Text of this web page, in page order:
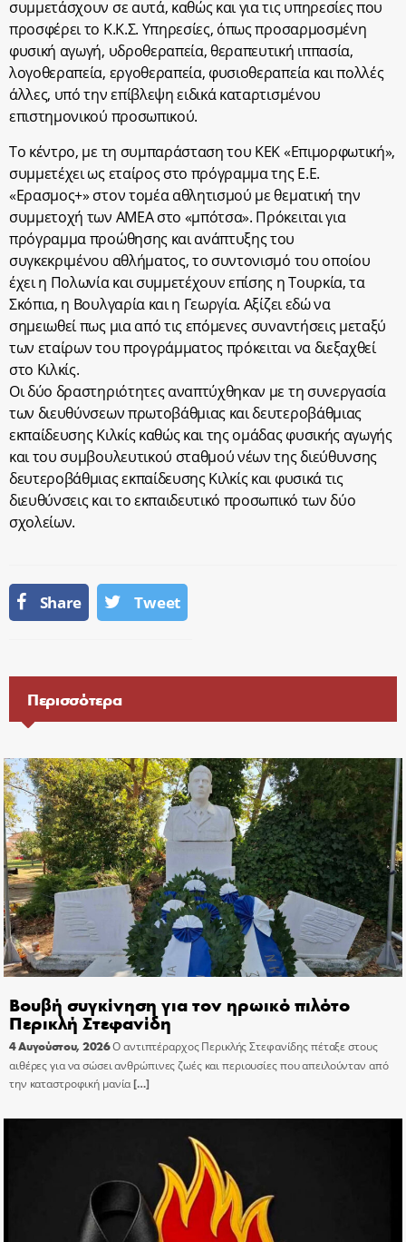
συμμετάσχουν σε αυτά, καθώς και για τις υπηρεσίες που
προσφέρει το Κ.Κ.Σ. Υπηρεσίες, όπως προσαρμοσμένη
φυσική αγωγή, υδροθεραπεία, θεραπευτική ιππασία,
λογοθεραπεία, εργοθεραπεία, φυσιοθεραπεία και πολλές
άλλες, υπό την επίβλεψη ειδικά καταρτισμένου
επιστημονικού προσωπικού.
Το κέντρο, με τη συμπαράσταση του ΚΕΚ «Επιμορφωτική»,
συμμετέχει ως εταίρος στο πρόγραμμα της Ε.Ε.
«Ερασμος+» στον τομέα αθλητισμού με θεματική την
συμμετοχή των ΑΜΕΑ στο «μπότσα». Πρόκειται για
πρόγραμμα προώθησης και ανάπτυξης του
συγκεκριμένου αθλήματος, το συντονισμό του οποίου
έχει η Πολωνία και συμμετέχουν επίσης η Τουρκία, τα
Σκόπια, η Βουλγαρία και η Γεωργία. Αξίζει εδώ να
σημειωθεί πως μια από τις επόμενες συναντήσεις μεταξύ
των εταίρων του προγράμματος πρόκειται να διεξαχθεί
στο Κιλκίς.
Οι δύο δραστηριότητες αναπτύχθηκαν με τη συνεργασία
των διευθύνσεων πρωτοβάθμιας και δευτεροβάθμιας
εκπαίδευσης Κιλκίς καθώς και της ομάδας φυσικής αγωγής
και του συμβουλευτικού σταθμού νέων της διεύθυνσης
δευτεροβάθμιας εκπαίδευσης Κιλκίς και φυσικά τις
διευθύνσεις και το εκπαιδευτικό προσωπικό των δύο
σχολείων.
Share Tweet
Περισσότερα
Βουβή συγκίνηση για τον ηρωικό πιλότο
Περικλή Στεφανίδη
4 Αυγούστου, 2026Ο αντιπτέραρχος Περικλής Στεφανίδης πέταξε στους
αιθέρες για να σώσει ανθρώπινες ζωές και περιουσίες που απειλούνταν από
την καταστροφική μανία[…]